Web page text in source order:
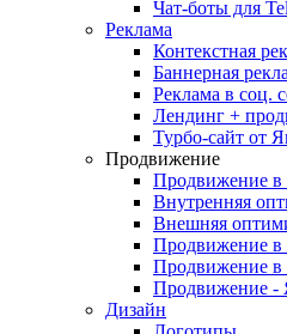
Чат-боты для
Реклама
Контекстная
Баннерная
Реклама в соц.
Лендинг +
Турбо-сайт от
Продвижение
Продвижение в
Внутренняя
Внешняя
Продвижение в
Продвижение в
Продвижение -
Дизайн